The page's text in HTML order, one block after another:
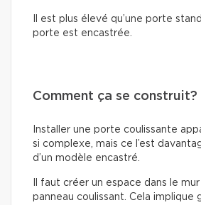
Il est plus élevé qu’une porte
porte est encastrée.
Comment ça se construit?
Installer une porte coulissante
si complexe, mais ce l’est
d’un modèle encastré.
Il faut créer un espace dans le
panneau coulissant. Cela implique